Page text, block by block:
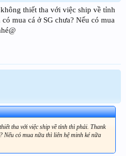
thiết tha với việc ship về tỉnh
mua cá ở SG chưa? Nếu có mua
tha với việc ship về tỉnh thì phải. Thank
Nếu có mua nữa thì liên hệ minh ké nữa